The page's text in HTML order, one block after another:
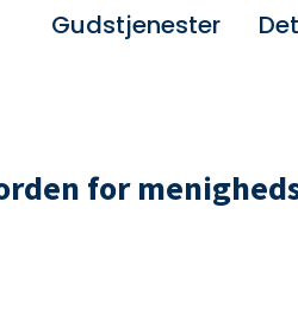
Gudstjenester
for